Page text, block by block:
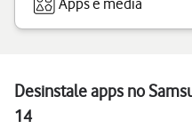
Apps e media
Desinstale apps no
14